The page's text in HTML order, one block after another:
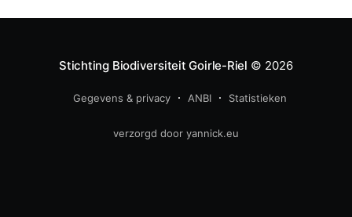
Stichting Biodiversiteit Goirle-Riel © 2026
Gegevens & privacy ANBI Statistieken
verzorgd door yannick.eu